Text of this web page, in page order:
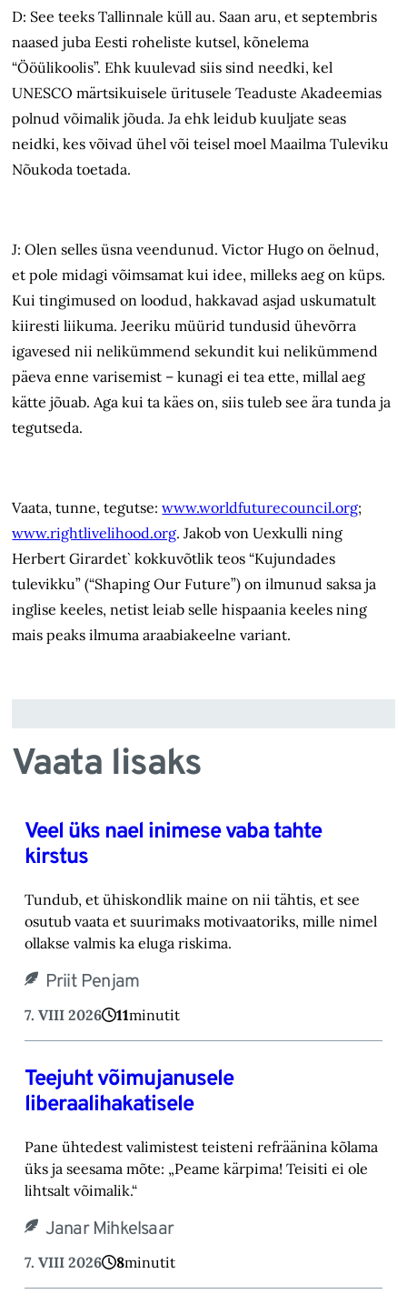
D: See teeks Tallinnale küll au. Saan aru, et septembris
naased juba Eesti roheliste kutsel, kõnelema
“Ööülikoolis”. Ehk kuulevad siis sind needki, kel
UNESCO märtsikuisele üritusele Teaduste Akadeemias
polnud võimalik jõuda. Ja ehk leidub kuuljate seas
neidki, kes võivad ühel või teisel moel Maailma Tuleviku
Nõukoda toetada.
J: Olen selles üsna veendunud. Victor Hugo on öelnud,
et pole midagi võimsamat kui idee, milleks aeg on küps.
Kui tingimused on loodud, hakkavad asjad uskumatult
kiiresti liikuma. Jeeriku müürid tundusid ühevõrra
igavesed nii nelikümmend sekundit kui nelikümmend
päeva enne varisemist – kunagi ei tea ette, millal aeg
kätte jõuab. Aga kui ta käes on, siis tuleb see ära tunda ja
tegutseda.
Vaata, tunne, tegutse:www.worldfuturecouncil.org;
www.rightlivelihood.org. Jakob von Uexkulli ning
Herbert Girardet` kokkuvõtlik teos “Kujundades
tulevikku” (“Shaping Our Future”) on ilmunud saksa ja
inglise keeles, netist leiab selle hispaania keeles ning
mais peaks ilmuma araabiakeelne variant.
Vaata lisaks
Veel üks nael inimese vaba tahte
kirstus
Tundub, et ühiskondlik maine on nii tähtis, et see
osutub vaata et suurimaks motivaatoriks, ‎mille nimel
ollakse valmis ka eluga riskima.‎
Priit Penjam
7. VIII 2026 11minutit
Teejuht võimujanusele
liberaalihakatisele
Pane ühtedest valimistest teisteni refräänina kõlama
üks ja seesama mõte: „Peame kärpima! ‎Teisiti ei ole
lihtsalt võimalik.“‎
Janar Mihkelsaar
7. VIII 2026 8minutit